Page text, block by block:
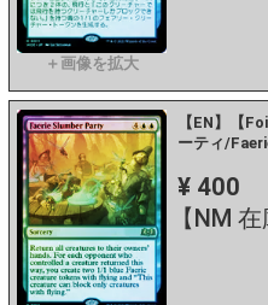
【EN】【
ーティ/
¥ 400
【NM 在